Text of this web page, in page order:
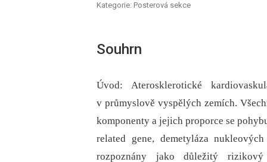
Kategorie: Posterová sekce
Souhrn
Úvod: Aterosklerotické
v průmyslově vyspělých zemích.
komponenty a jejich proporce se
related gene, demetyláza
rozpoznány jako důležitý rizikový